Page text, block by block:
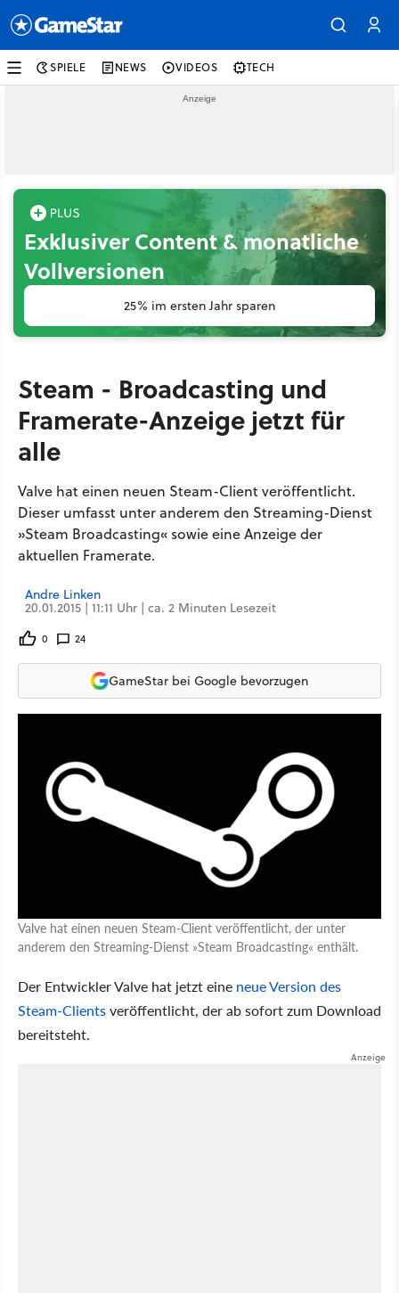
SPIELE NEWS VIDEOS TECH
Exklusiver Content & monatliche
Vollversionen
25% im ersten Jahr sparen
Steam - Broadcasting und
Framerate-Anzeige jetzt für
alle
Valve hat einen neuen Steam-Client veröffentlicht.
Dieser umfasst unter anderem den Streaming-Dienst
»Steam Broadcasting« sowie eine Anzeige der
aktuellen Framerate.
Andre Linken
20.01.2015 | 11:11 Uhr | ca. 2 Minuten Lesezeit
0 24
GameStar bei Google bevorzugen
Valve hat einen neuen Steam-Client veröffentlicht, der unter
anderem den Streaming-Dienst »Steam Broadcasting« enthält.
Der Entwickler Valve hat jetzt eine neue Version des
Steam-Clientsveröffentlicht, der ab sofort zum Download
bereitsteht.